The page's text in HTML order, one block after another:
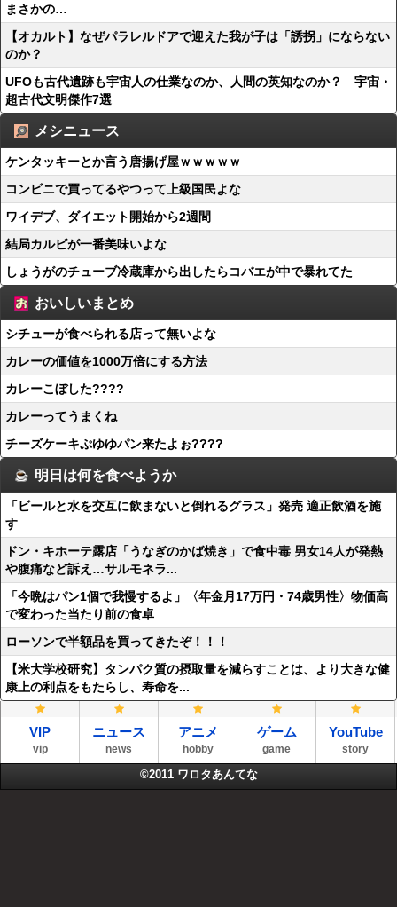
まさかの…
【オカルト】なぜパラレルドアで迎えた我が子は「誘拐」にならない
のか？
UFOも古代遺跡も宇宙人の仕業なのか、人間の英知なのか？ 宇宙・
超古代文明傑作7選
メシニュース
ケンタッキーとか言う唐揚げ屋ｗｗｗｗｗ
コンビニで買ってるやつって上級国民よな
ワイデブ、ダイエット開始から2週間
結局カルビが一番美味いよな
しょうがのチューブ冷蔵庫から出したらコバエが中で暴れてた
おいしいまとめ
シチューが食べられる店って無いよな
カレーの価値を1000万倍にする方法
カレーこぼした????
カレーってうまくね
チーズケーキぷゆゆパン来たよぉ????
明日は何を食べようか
「ビールと水を交互に飲まないと倒れるグラス」発売 適正飲酒を施
す
ドン・キホーテ露店「うなぎのかば焼き」で食中毒 男女14人が発熱
や腹痛など訴え…サルモネラ...
「今晩はパン1個で我慢するよ」〈年金月17万円・74歳男性〉物価高
で変わった当たり前の食卓
ローソンで半額品を買ってきたぞ！！！
【米大学校研究】タンパク質の摂取量を減らすことは、より大きな健
康上の利点をもたらし、寿命を...
VIP
vip
ニュース
news
アニメ
hobby
ゲーム
game
YouTube
story
©2011 ワロタあんてな